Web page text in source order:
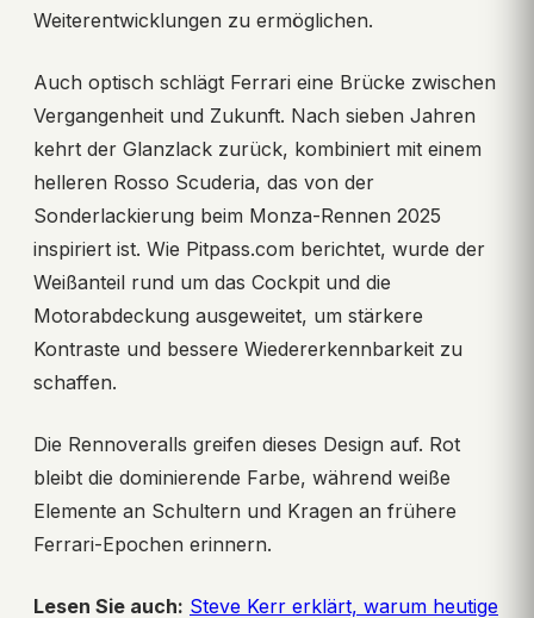
Weiterentwicklungen zu ermöglichen.
Auch optisch schlägt Ferrari eine Brücke zwischen
Vergangenheit und Zukunft. Nach sieben Jahren
kehrt der Glanzlack zurück, kombiniert mit einem
helleren Rosso Scuderia, das von der
Sonderlackierung beim Monza-Rennen 2025
inspiriert ist. Wie Pitpass.com berichtet, wurde der
Weißanteil rund um das Cockpit und die
Motorabdeckung ausgeweitet, um stärkere
Kontraste und bessere Wiedererkennbarkeit zu
schaffen.
Die Rennoveralls greifen dieses Design auf. Rot
bleibt die dominierende Farbe, während weiße
Elemente an Schultern und Kragen an frühere
Ferrari-Epochen erinnern.
Lesen Sie auch: Steve Kerr erklärt, warum heutige